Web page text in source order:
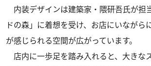
内装デザインは建築家・隈研吾氏が担
ドの森」に着想を受け、お店にいながら
が感じられる空間が広がっています。
店内に一歩足を踏み入れると、大きな